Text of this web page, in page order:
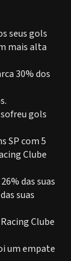
seus gols
mais alta
30% dos
gols
SP com 5
Clube
das suas
suas
Clube
um empate